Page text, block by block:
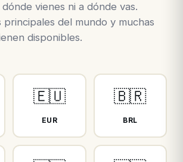
vienes ni a dónde vas.
principales del mundo y muchas
disponibles.
🇪🇺
EUR
🇧🇷
BRL